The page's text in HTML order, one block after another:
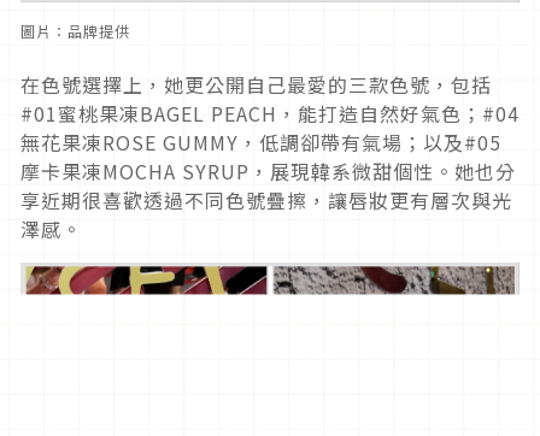
圖片：品牌提供
在色號選擇上，她更公開自己最愛的三款色號，包括
#01蜜桃果凍BAGEL PEACH，能打造自然好氣色；#04
無花果凍ROSE GUMMY，低調卻帶有氣場；以及#05
摩卡果凍MOCHA SYRUP，展現韓系微甜個性。她也分
享近期很喜歡透過不同色號疊擦，讓唇妝更有層次與光
澤感。